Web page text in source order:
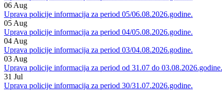
Informacije MUP-a
07Aug
Uprava policije informacija za period 06/07.08.2026.godine.
06Aug
Uprava policije informacija za period 05/06.08.2026.godine.
05Aug
Uprava policije informacija za period 04/05.08.2026.godine.
04Aug
Uprava policije informacija za period 03/04.08.2026.godine.
03Aug